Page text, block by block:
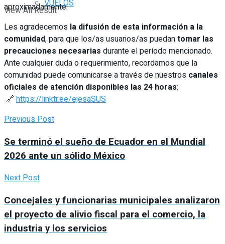
View All Result
VUELOS
aproximadamente.
Les agradecemos la difusión de esta información a la
comunidad, para que los/as usuarios/as puedantomar las
precauciones necesarias durante el período mencionado.
Ante cualquier duda o requerimiento, recordamos que la
comunidad puede comunicarse a través de nuestros canales
oficiales de atención disponibles las 24 horas:
🔗 https://linktr.ee/ejesaSUS
Previous Post
Se terminó el sueño de Ecuador en el Mundial
2026 ante un sólido México
Next Post
Concejales y funcionarias municipales analizaron
el proyecto de alivio fiscal para el comercio, la
industria y los servicios